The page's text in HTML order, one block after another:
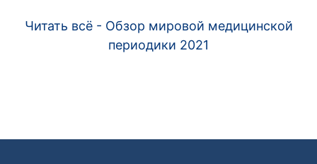
Читать всё - Обзор мировой медицинской
периодики 2021